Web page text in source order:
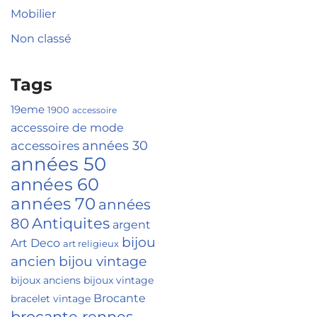
Mobilier
Non classé
Tags
19eme 1900 accessoire
accessoire de mode
accessoires années 30
années 50
années 60
années 70 années
80Antiquites argent
Art Deco art religieux bijou
ancien bijou vintage
bijoux anciens bijoux vintage
bracelet vintage Brocante